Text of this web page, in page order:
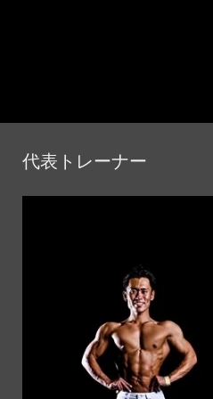
代表トレーナー